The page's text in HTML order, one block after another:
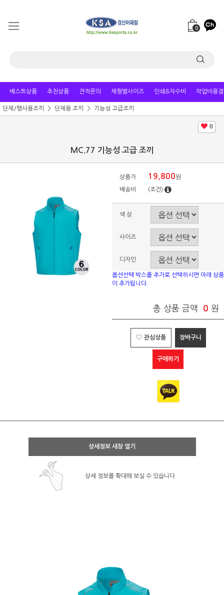
0
베스트상품 추천상품 견적문의 체형별사이즈 인쇄&자수비 작업비용
단체/행사용조끼 단체용 조끼 기능성 고급조끼
0
MC.77 기능성 고급 조끼
상품가 19,800원
배송비 (조건)
색 상
사이즈
디자인
옵션선택 박스를 추가로 선택하시면 아래 상품
이 추가됩니다.
총 상품 금액 0 원
관심상품 장바구니
구매하기
상세정보 새창 열기
상세 정보를 확대해 보실 수 있습니다.